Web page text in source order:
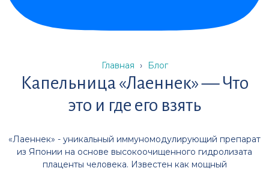
Главная › Блог
Капельница «Лаеннек» — Что
это и где его взять
«Лаеннек» - уникальный иммуномодулирующий препарат
из Японии на основе высокоочищенного гидролизата
плаценты человека. Известен как мощный